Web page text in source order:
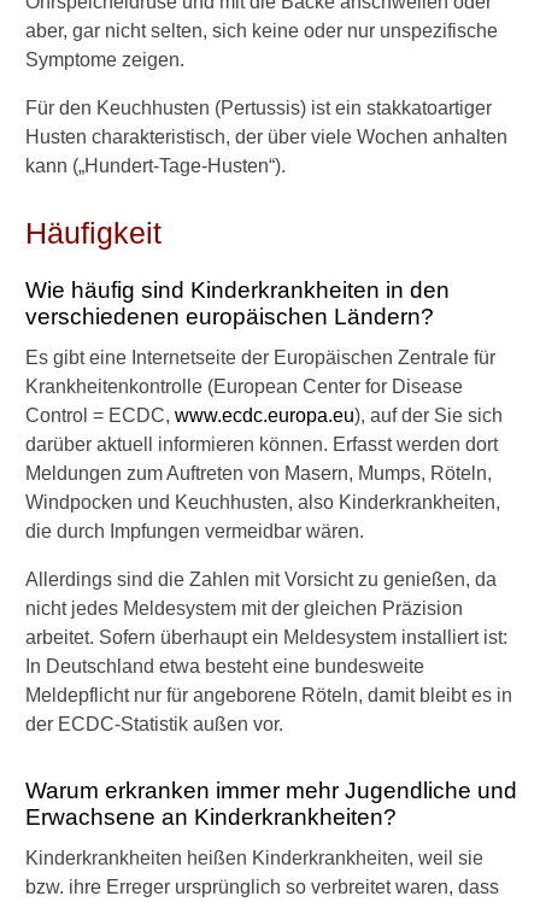
aber, gar nicht selten, sich keine oder nur unspezifische
Symptome zeigen.
Für den Keuchhusten (Pertussis) ist ein stakkatoartiger
Husten charakteristisch, der über viele Wochen anhalten
kann („Hundert-Tage-Husten“).
Häufigkeit
Wie häufig sind Kinderkrankheiten in den
verschiedenen europäischen Ländern?
Es gibt eine Internetseite der Europäischen Zentrale für
Krankheitenkontrolle (European Center for Disease
Control = ECDC, www.ecdc.europa.eu), auf der Sie sich
darüber aktuell informieren können. Erfasst werden dort
Meldungen zum Auftreten von Masern, Mumps, Röteln,
Windpocken und Keuchhusten, also Kinderkrankheiten,
die durch Impfungen vermeidbar wären.
Allerdings sind die Zahlen mit Vorsicht zu genießen, da
nicht jedes Meldesystem mit der gleichen Präzision
arbeitet. Sofern überhaupt ein Meldesystem installiert ist:
In Deutschland etwa besteht eine bundesweite
Meldepflicht nur für angeborene Röteln, damit bleibt es in
der ECDC-Statistik außen vor.
Warum erkranken immer mehr Jugendliche und
Erwachsene an Kinderkrankheiten?
Kinderkrankheiten heißen Kinderkrankheiten, weil sie
bzw. ihre Erreger ursprünglich so verbreitet waren, dass
i
g
e
l
l
n
n
d
e
S
c
h
w
n
g
r
s
c
h
t
s
g
e